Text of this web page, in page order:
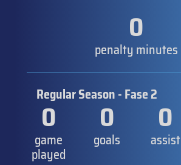
0
penalty minutes
Regular Season - Fase 2
0
game
played
0
goals
0
assist